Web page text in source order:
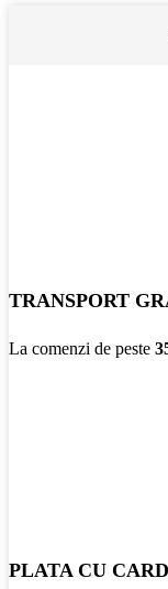
TRANSPORT
La comenzi de peste
PLATA CU